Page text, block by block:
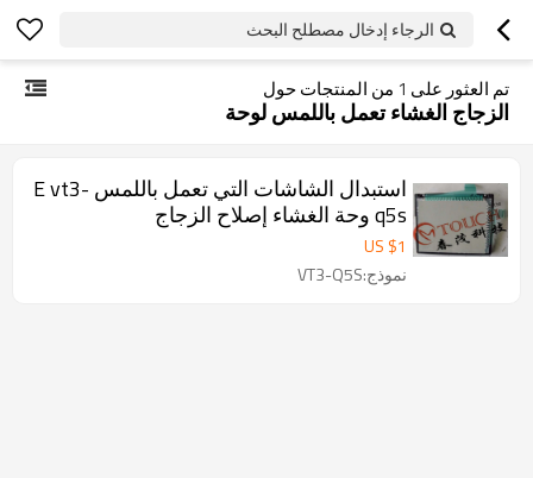
الرجاء إدخال مصطلح البحث
تم العثور على 1 من المنتجات حول
الزجاج الغشاء تعمل باللمس لوحة
استبدال الشاشات التي تعمل باللمس E vt3-
q5s وحة الغشاء إصلاح الزجاج
US $1
نموذج:VT3-Q5S